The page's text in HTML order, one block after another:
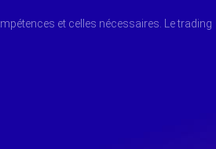
et celles nécessaires. Le trading